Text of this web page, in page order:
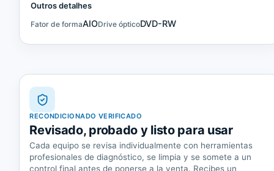
Outros detalhes
Fator de formaAIODrive ópticoDVD-RW
RECONDICIONADO VERIFICADO
Revisado, probado y listo para usar
Cada equipo se revisa individualmente con herramientas
profesionales de diagnóstico, se limpia y se somete a un
control final antes de ponerse a la venta. Recibes un